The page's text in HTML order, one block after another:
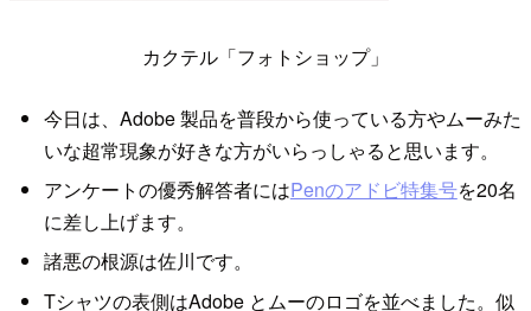
カクテル「フォトショップ」
今日は、Adobe 製品を普段から使っている方やムーみた
いな超常現象が好きな方がいらっしゃると思います。
アンケートの優秀解答者にはPenのアドビ特集号を20名
に差し上げます。
諸悪の根源は佐川です。
Tシャツの表側はAdobe とムーのロゴを並べました。似